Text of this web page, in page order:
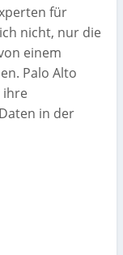
für
nicht, nur die
einem
Palo Alto
in der